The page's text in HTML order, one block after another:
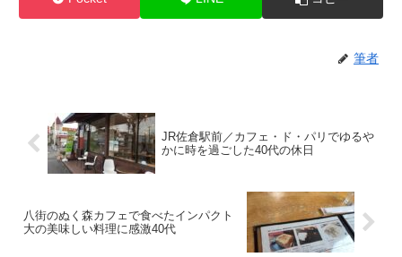
筆者
JR佐倉駅前／カフェ・ド・パリでゆるや
かに時を過ごした40代の休日
八街のぬく森カフェで食べたインパクト
大の美味しい料理に感激40代